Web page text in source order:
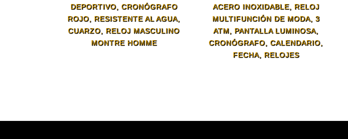
DEPORTIVO, CRONÓGRAFO
ROJO, RESISTENTE AL AGUA,
CUARZO, RELOJ MASCULINO
MONTRE HOMME
ACERO INOXIDABLE, RELOJ
MULTIFUNCIÓN DE MODA, 3
ATM, PANTALLA LUMINOSA,
CRONÓGRAFO, CALENDARIO,
FECHA, RELOJES